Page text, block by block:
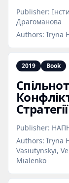
Publisher:
Драгоманова
Authors: Iryna
2019 Book
Publisher:
Authors: Iryna
Vasiutynskyi,
Mialenko